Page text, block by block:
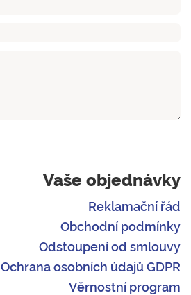
Vaše objednávky
Reklamační řád
Obchodní podmínky
Odstoupení od smlouvy
Ochrana osobních údajů GDPR
Věrnostní program